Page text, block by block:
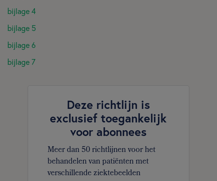
bijlage 4
bijlage 5
bijlage 6
bijlage 7
Deze richtlijn is
exclusief toegankelijk
voor abonnees
Meer dan 50 richtlijnen voor het
behandelen van patiënten met
verschillende ziektebeelden